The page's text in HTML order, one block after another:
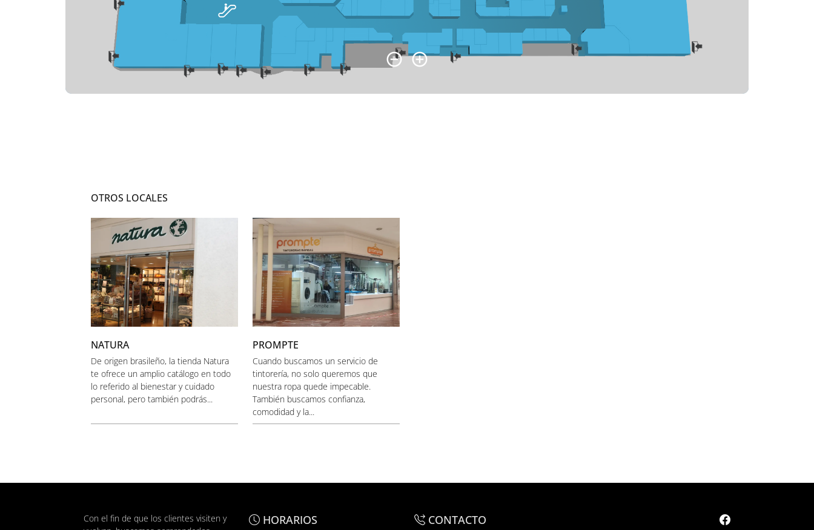
OTROS LOCALES
NATURA
De origen brasileño, la tienda Natura
te ofrece un amplio catálogo en todo
lo referido al bienestar y cuidado
personal, pero también podrás...
PROMPTE
Cuando buscamos un servicio de
tintorería, no solo queremos que
nuestra ropa quede impecable.
También buscamos confianza,
comodidad y la...
Con el fin de que los clientes visiten y
HORARIOS CONTACTO